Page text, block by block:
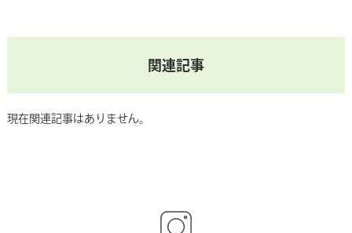
関連記事
現在関連記事はありません。